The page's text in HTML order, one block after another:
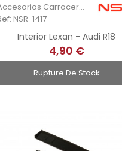
Accesorios Carrocería
NSR-1417
Interior Lexan - Audi R18
4,90 €
Rupture De Stock